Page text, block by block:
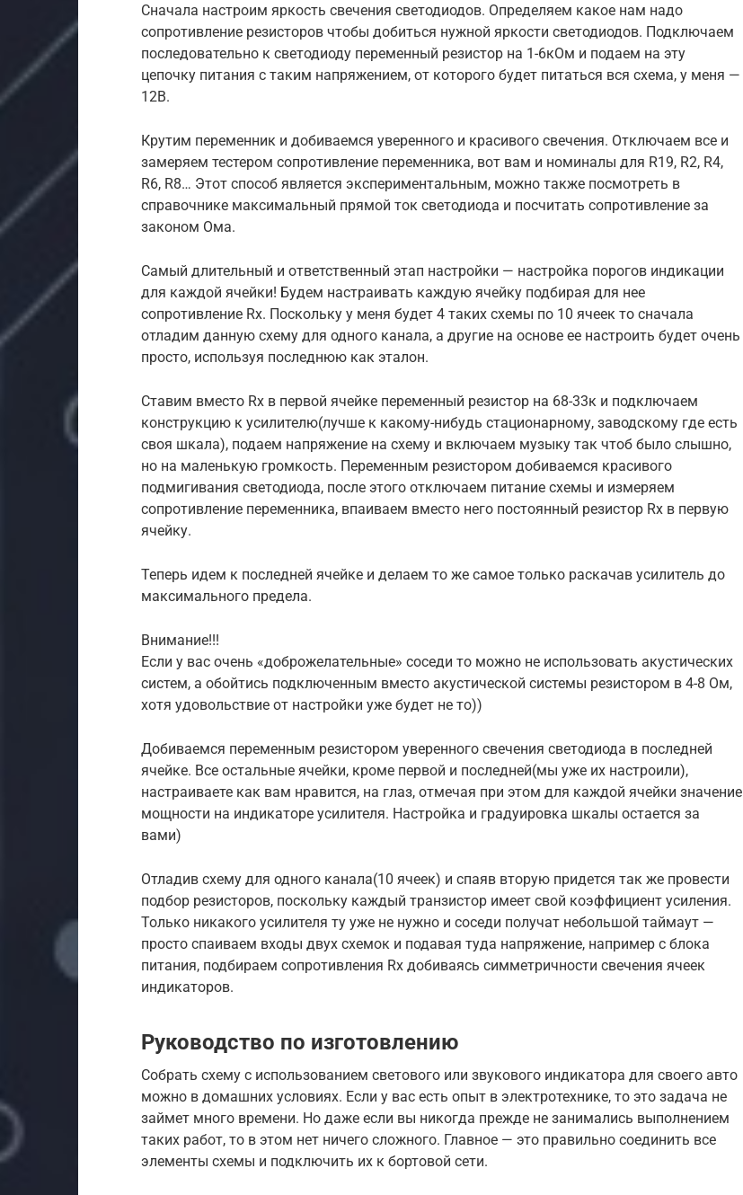
Сначала настроим яркость свечения светодиодов. Определяем какое нам надо
сопротивление резисторов чтобы добиться нужной яркости светодиодов. Подключаем
последовательно к светодиоду переменный резистор на 1-6кОм и подаем на эту
цепочку питания с таким напряжением, от которого будет питаться вся схема, у меня —
12В.
Крутим переменник и добиваемся уверенного и красивого свечения. Отключаем все и
замеряем тестером сопротивление переменника, вот вам и номиналы для R19, R2, R4,
R6, R8… Этот способ является экспериментальным, можно также посмотреть в
справочнике максимальный прямой ток светодиода и посчитать сопротивление за
законом Ома.
Самый длительный и ответственный этап настройки — настройка порогов индикации
для каждой ячейки! Будем настраивать каждую ячейку подбирая для нее
сопротивление Rx. Поскольку у меня будет 4 таких схемы по 10 ячеек то сначала
отладим данную схему для одного канала, а другие на основе ее настроить будет очень
просто, используя последнюю как эталон.
Ставим вместо Rx в первой ячейке переменный резистор на 68-33к и подключаем
конструкцию к усилителю(лучше к какому-нибудь стационарному, заводскому где есть
своя шкала), подаем напряжение на схему и включаем музыку так чтоб было слышно,
но на маленькую громкость. Переменным резистором добиваемся красивого
подмигивания светодиода, после этого отключаем питание схемы и измеряем
сопротивление переменника, впаиваем вместо него постоянный резистор Rx в первую
ячейку.
Теперь идем к последней ячейке и делаем то же самое только раскачав усилитель до
максимального предела.
Внимание!!!
Если у вас очень «доброжелательные» соседи то можно не использовать акустических
систем, а обойтись подключенным вместо акустической системы резистором в 4-8 Ом,
хотя удовольствие от настройки уже будет не то))
Добиваемся переменным резистором уверенного свечения светодиода в последней
ячейке. Все остальные ячейки, кроме первой и последней(мы уже их настроили),
настраиваете как вам нравится, на глаз, отмечая при этом для каждой ячейки значение
мощности на индикаторе усилителя. Настройка и градуировка шкалы остается за
вами)
Отладив схему для одного канала(10 ячеек) и спаяв вторую придется так же провести
подбор резисторов, поскольку каждый транзистор имеет свой коэффициент усиления.
Только никакого усилителя ту уже не нужно и соседи получат небольшой таймаут —
просто спаиваем входы двух схемок и подавая туда напряжение, например с блока
питания, подбираем сопротивления Rx добиваясь симметричности свечения ячеек
индикаторов.
Руководство по изготовлению
Собрать схему с использованием светового или звукового индикатора для своего авто
можно в домашних условиях. Если у вас есть опыт в электротехнике, то это задача не
займет много времени. Но даже если вы никогда прежде не занимались выполнением
таких работ, то в этом нет ничего сложного. Главное — это правильно соединить все
элементы схемы и подключить их к бортовой сети.